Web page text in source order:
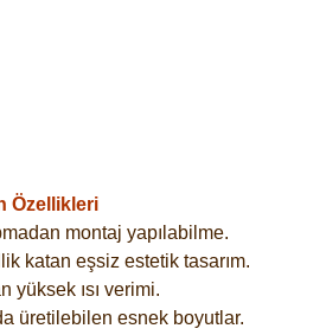
Özellikleri
montaj yapılabilme.
katan eşsiz estetik tasarım.
yüksek ısı verimi.
üretilebilen esnek boyutlar.